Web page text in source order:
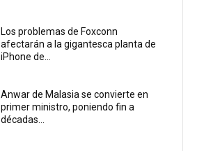
Los problemas de Foxconn
afectarán a la gigantesca planta de
iPhone de...
Anwar de Malasia se convierte en
primer ministro, poniendo fin a
décadas...